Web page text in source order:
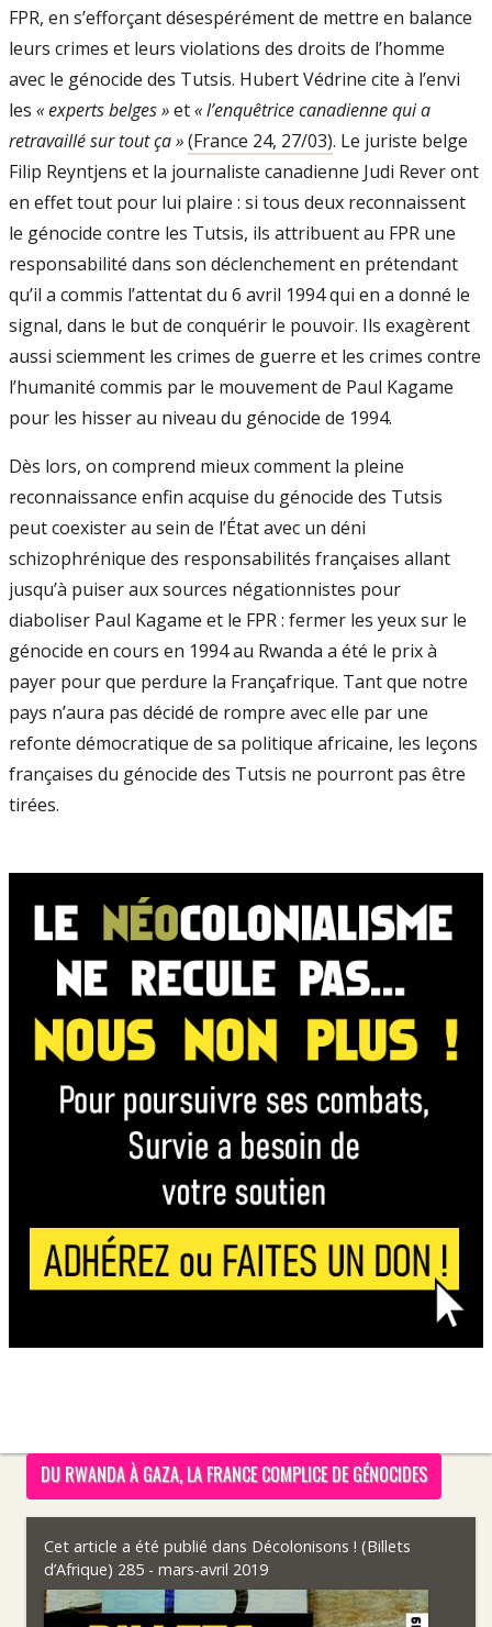
FPR, en s’efforçant désespérément de mettre en balance
leurs crimes et leurs violations des droits de l’homme
avec le génocide des Tutsis. Hubert Védrine cite à l’envi
les « experts belges »et« l’enquêtrice canadienne qui a
retravaillé sur tout ça »(France 24, 27/03). Le juriste belge
Filip Reyntjens et la journaliste canadienne Judi Rever ont
en effet tout pour lui plaire : si tous deux reconnaissent
le génocide contre les Tutsis, ils attribuent au FPR une
responsabilité dans son déclenchement en prétendant
qu’il a commis l’attentat du 6 avril 1994 qui en a donné le
signal, dans le but de conquérir le pouvoir. Ils exagèrent
aussi sciemment les crimes de guerre et les crimes contre
l’humanité commis par le mouvement de Paul Kagame
pour les hisser au niveau du génocide de 1994.
Dès lors, on comprend mieux comment la pleine
reconnaissance enfin acquise du génocide des Tutsis
peut coexister au sein de l’État avec un déni
schizophrénique des responsabilités françaises allant
jusqu’à puiser aux sources négationnistes pour
diaboliser Paul Kagame et le FPR : fermer les yeux sur le
génocide en cours en 1994 au Rwanda a été le prix à
payer pour que perdure la Françafrique. Tant que notre
pays n’aura pas décidé de rompre avec elle par une
refonte démocratique de sa politique africaine, les leçons
françaises du génocide des Tutsis ne pourront pas être
tirées.
DU RWANDA À GAZA, LA FRANCE COMPLICE DE GÉNOCIDES
Cet article a été publié dans Décolonisons ! (Billets
d’Afrique) 285 - mars-avril 2019